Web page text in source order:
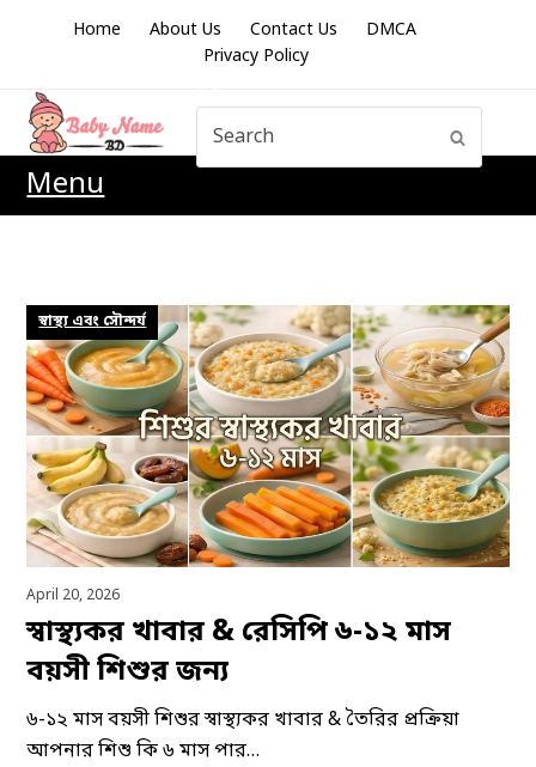
Home About Us Contact Us
DMCA
Privacy Policy
Search
Menu
স্বাস্থ্য এবং সৌন্দর্য
April 20, 2026
স্বাস্থ্যকর খাবার & রেসিপি ৬-১২ মাস
বয়সী শিশুর জন্য
৬-১২ মাস বয়সী শিশুর স্বাস্থ্যকর খাবার & তৈরির প্রক্রিয়া
আপনার শিশু কি ৬ মাস পার…